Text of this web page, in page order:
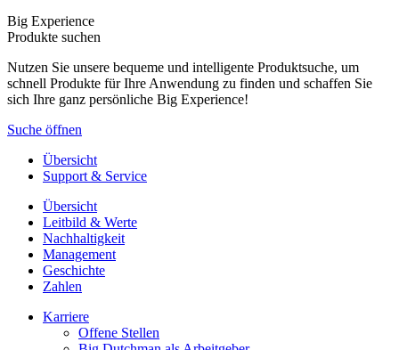
Big Experience
Produkte suchen
Nutzen Sie unsere bequeme und intelligente Produktsuche, um
schnell Produkte für Ihre Anwendung zu finden und schaffen Sie
sich Ihre ganz persönliche Big Experience!
Suche öffnen
Übersicht
Support & Service
Übersicht
Leitbild & Werte
Nachhaltigkeit
Management
Geschichte
Zahlen
Karriere
Offene Stellen